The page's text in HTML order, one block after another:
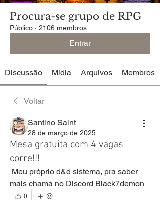
Procura-se grupo de RPG
Público · 2106 membros
Entrar
Discussão Mídia Arquivos Membros
Voltar
Santino Saint
28 de março de 2025
Mesa gratuita com 4 vagas
corre!!!
mais chama no Discord Black7demon
0